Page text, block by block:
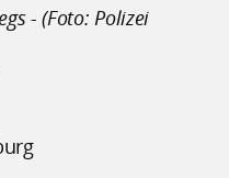
- (Foto: Polizei